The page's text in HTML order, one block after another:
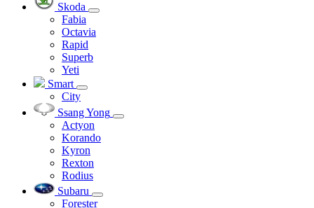
Skoda
Fabia
Octavia
Rapid
Superb
Yeti
Smart
City
Ssang Yong
Actyon
Korando
Kyron
Rexton
Rodius
Subaru
Forester